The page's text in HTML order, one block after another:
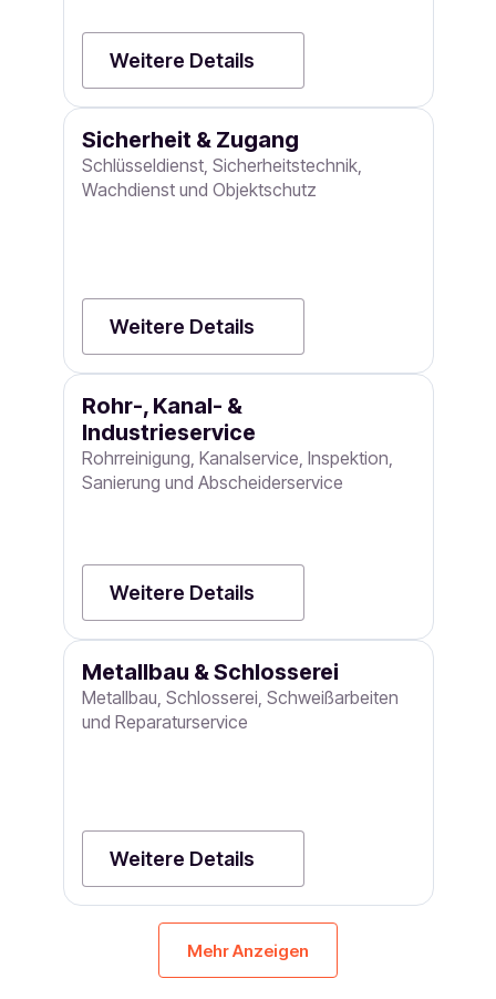
Weitere Details
Sicherheit & Zugang
Schlüsseldienst, Sicherheitstechnik,
Wachdienst und Objektschutz
Weitere Details
Rohr-, Kanal- &
Industrieservice
Rohrreinigung, Kanalservice, Inspektion,
Sanierung und Abscheiderservice
Weitere Details
Metallbau & Schlosserei
Metallbau, Schlosserei, Schweißarbeiten
und Reparaturservice
Weitere Details
Außenanlagen &
Spezialdienste
Mehr Anzeigen